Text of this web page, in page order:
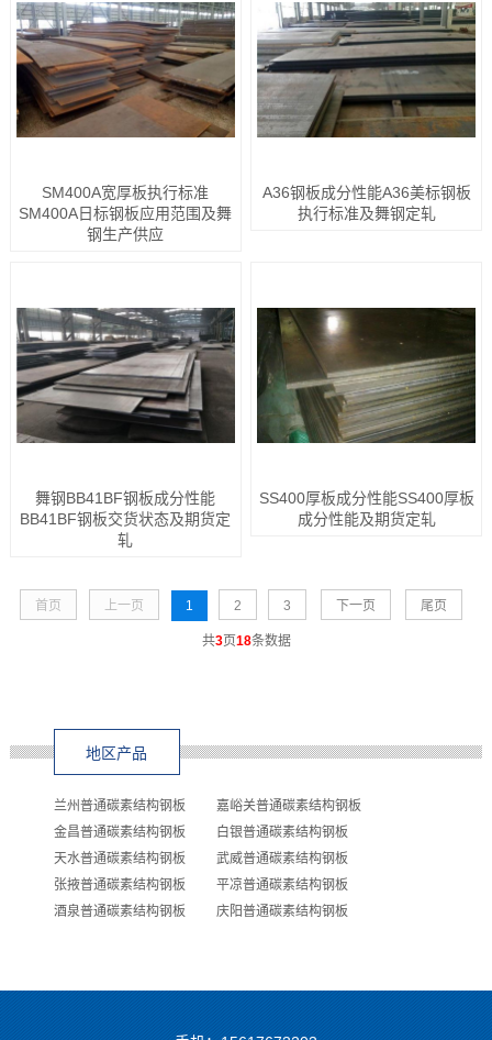
SM400A宽厚板执行标准
SM400A日标钢板应用范围及舞
钢生产供应
A36钢板成分性能A36美标钢板
执行标准及舞钢定轧
舞钢BB41BF钢板成分性能
BB41BF钢板交货状态及期货定
轧
SS400厚板成分性能SS400厚板
成分性能及期货定轧
首页 上一页 1 2 3 下一页 尾页
共3页18条数据
地区产品
兰州普通碳素结构钢板
嘉峪关普通碳素结构钢板
金昌普通碳素结构钢板
白银普通碳素结构钢板
天水普通碳素结构钢板
武威普通碳素结构钢板
张掖普通碳素结构钢板
平凉普通碳素结构钢板
酒泉普通碳素结构钢板
庆阳普通碳素结构钢板